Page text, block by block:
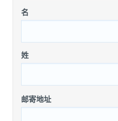
名
姓
邮寄地址